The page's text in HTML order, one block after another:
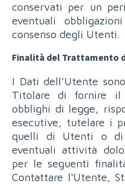
conservati per un
eventuali
consenso degli Utenti.
Finalità del Trattamento
I Dati dell’Utente
Titolare di fornire il
obblighi di legge,
esecutive, tutelare i
quelli di Utenti o di
eventuali attività
per le seguenti
Contattare l'Utente,